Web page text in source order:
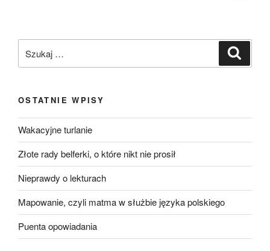
OSTATNIE WPISY
Wakacyjne turlanie
Złote rady belferki, o które nikt nie prosił
Nieprawdy o lekturach
Mapowanie, czyli matma w służbie języka polskiego
Puenta opowiadania